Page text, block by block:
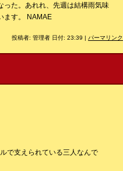
った。あれれ、先週は結構雨気味
ます。 NAMAE
投稿者: 管理者 日付: 23:39 | パーマリンク
で支えられている三人なんで